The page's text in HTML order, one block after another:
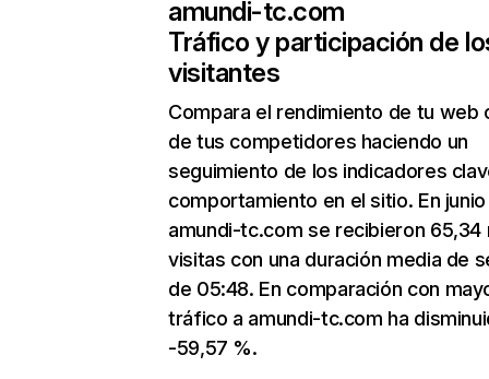
amundi-tc.com
Tráfico y participación de
visitantes
Compara el rendimiento de tu web
de tus competidores haciendo un
seguimiento de los indicadores
comportamiento en el sitio. En junio
amundi-tc.com se recibieron 65,34
visitas con una duración media de
de 05:48. En comparación con
tráfico a amundi-tc.com ha
-59,57 %.